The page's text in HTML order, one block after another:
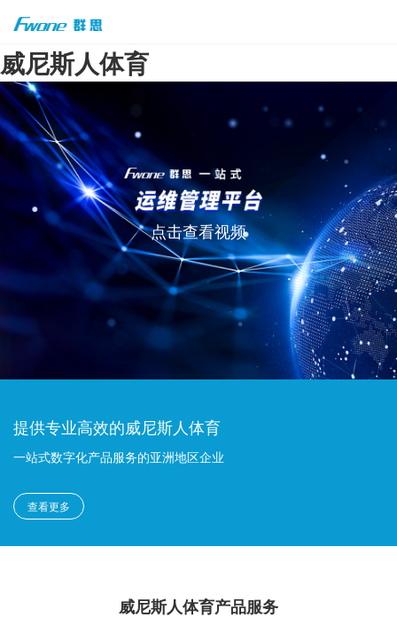
威尼斯人体育
点击查看视频
提供专业高效的威尼斯人体育
一站式数字化产品服务的亚洲地区企业
查看更多
威尼斯人体育产品服务